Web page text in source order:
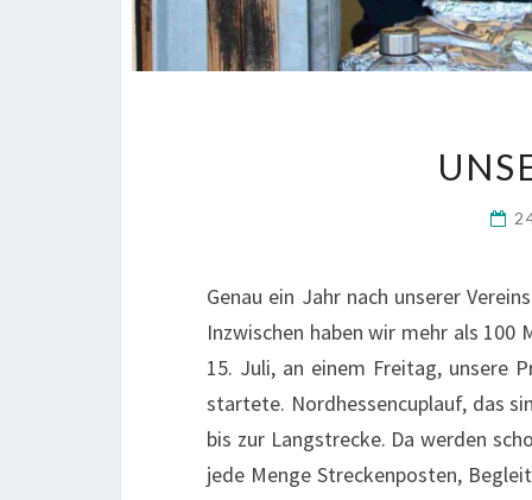
Genau ein Jahr nach unse­rer
Inzwi­schen haben wir mehr als
15. Juli, an einem Frei­tag, unse­re
star­te­te. Nord­hes­sen­cu­plauf, das
bis zur Lang­stre­cke. Da wer­den
jede Men­ge Stre­cken­pos­ten,